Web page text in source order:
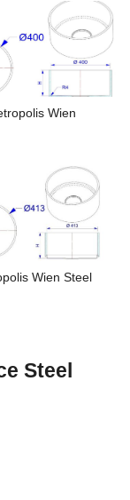
Wien
Wien Steel
Steel